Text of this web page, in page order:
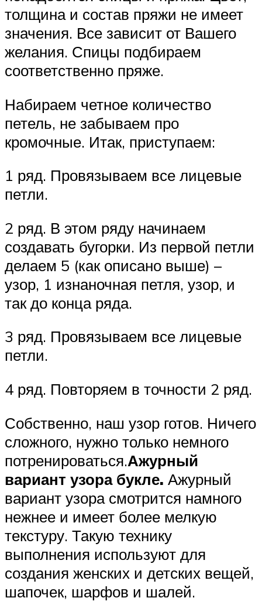
толщина и состав пряжи не имеет
значения. Все зависит от Вашего
желания. Спицы подбираем
соответственно пряже.
Набираем четное количество
петель, не забываем про
кромочные. Итак, приступаем:
1 ряд. Провязываем все лицевые
петли.
2 ряд. В этом ряду начинаем
создавать бугорки. Из первой петли
делаем 5 (как описано выше) –
узор, 1 изнаночная петля, узор, и
так до конца ряда.
3 ряд. Провязываем все лицевые
петли.
4 ряд. Повторяем в точности 2 ряд.
Собственно, наш узор готов. Ничего
сложного, нужно только немного
потренироваться.Ажурный
вариант узора букле. Ажурный
вариант узора смотрится намного
нежнее и имеет более мелкую
текстуру. Такую технику
выполнения используют для
создания женских и детских вещей,
шапочек, шарфов и шалей.